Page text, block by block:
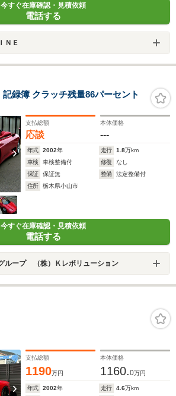
今すぐ在庫確認・見積依頼
電話する
ＮＥ
録簿 クラッチ残量86パーセント
支払総額
応談
本体価格
---
年式 2002年 走行 1.8万km
車検
車検整備付 修復
なし
保証
保証無 整備
法定整備付
住所
栃木県小山市
今すぐ在庫確認・見積依頼
電話する
ループ （株）Ｋレボリューション
支払総額
1190万円
本体価格
1160.0万円
年式 2002年 走行 4.6万km